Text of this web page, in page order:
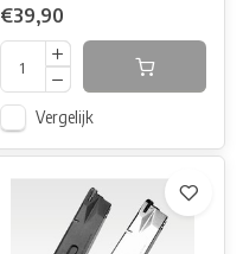
€39,90
Vergelijk